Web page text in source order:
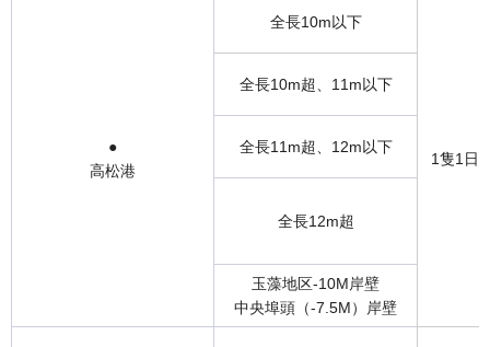
●
高松港
全長10m以下
1隻1日
全長10m超、11m以下
全長11m超、12m以下
全長12m超
玉藻地区-10M岸壁
中央埠頭（-7.5M）岸壁